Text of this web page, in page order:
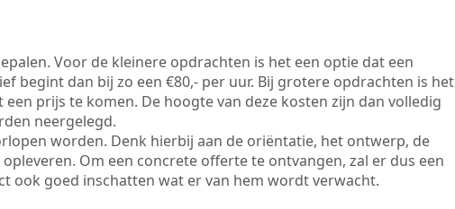
Voor de kleinere opdrachten is het een optie dat een
begint dan bij zo een €80,- per uur. Bij grotere opdrachten is het
prijs te komen. De hoogte van deze kosten zijn dan volledig
neergelegd.
worden. Denk hierbij aan de oriëntatie, het ontwerp, de
Om een concrete offerte te ontvangen, zal er dus een
ook goed inschatten wat er van hem wordt verwacht.